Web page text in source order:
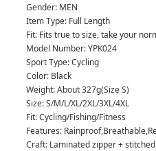
	Gender: MEN
	Item Type: Full Length
Fit: Fits true to size, take your
	Model Number: YPK024
	Sport Type: Cycling
	Color: Black
	Weight: About 327g(Size S)
	Size: S/M/L/XL/2XL/3XL/4XL
	Fit: Cycling/Fishing/Fitness
Features:
Craft: Laminated zipper +